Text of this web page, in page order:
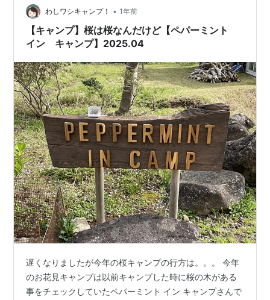
わしワシキャンプ！ • 1年前
【キャンプ】桜は桜なんだけど【ペパーミント
イン キャンプ】2025.04
遅くなりましたが今年の桜キャンプの行方は。。。 今年
のお花見キャンプは以前キャンプした時に桜の木がある
事をチェックしていたペパーミント イン キャンプさんで